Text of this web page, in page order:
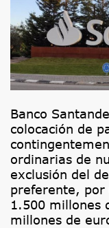
Banco
colocación de
ordinarias de
exclusión del
preferente,
1.500 millones
millones de